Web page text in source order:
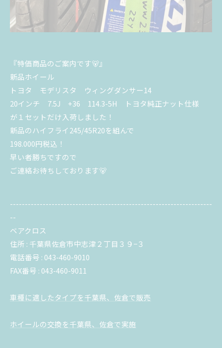
『特価商品のご案内です🐻』
新品ホイール
トヨタ モデリスタ ウィングダンサー14
20インチ 7.5J +36 114.3-5H トヨタ純正ナット仕様
が１セットだけ入荷しました！
新品のハイフライ245/45R20を組んで
198.000円税込！
早い者勝ちですので
ご連絡お待ちしております🐻
--------------------------------------------------------------------
--
ベアクロス
住所 : 千葉県佐倉市中志津２丁目３９−３
電話番号 : 043-460-9010
FAX番号 : 043-460-9011
車種に適したタイプを千葉県、佐倉で販売
ホイールの交換を千葉県、佐倉で実施